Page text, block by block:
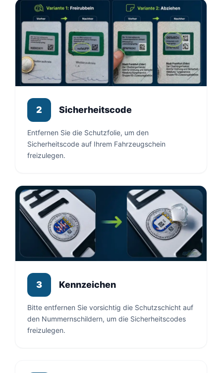
2 Sicherheitscode
Entfernen Sie die Schutzfolie, um den
Sicherheitscode auf Ihrem Fahrzeugschein
freizulegen.
3 Kennzeichen
Bitte entfernen Sie vorsichtig die Schutzschicht auf
den Nummernschildern, um die Sicherheitscodes
freizulegen.